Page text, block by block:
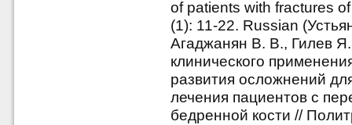
of patients with fractures
(1): 11-22. Russian
Агаджанян В. В., Гилев
клинического
развития осложнений
лечения пациентов с
бедренной кости //